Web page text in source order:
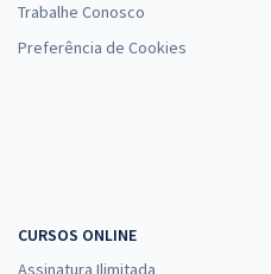
Trabalhe Conosco
Preferência de Cookies
CURSOS ONLINE
Assinatura Ilimitada